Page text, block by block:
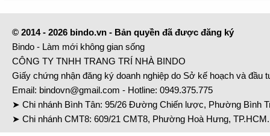
© 2014 - 2026 bindo.vn - Bản quyền đã được đăng ký
Bindo - Làm mới không gian sống
CÔNG TY TNHH TRANG TRÍ NHÀ BINDO
Giấy chứng nhận đăng ký doanh nghiệp do Sở kế hoạch và đầu
Email: bindovn@gmail.com - Hotline: 0949.375.775
➤ Chi nhánh Bình Tân: 95/26 Đường Chiến lược, Phường Bình
➤ Chi nhánh CMT8: 609/21 CMT8, Phường Hoà Hưng,